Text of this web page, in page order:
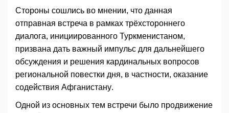
Стороны сошлись во мнении, что данная
отправная встреча в рамках трёхстороннего
диалога, инициированного Туркменистаном,
призвана дать важный импульс для дальнейшего
обсуждения и решения кардинальных вопросов
региональной повестки дня, в частности, оказание
содействия Афганистану.
Одной из основных тем встречи было продвижение